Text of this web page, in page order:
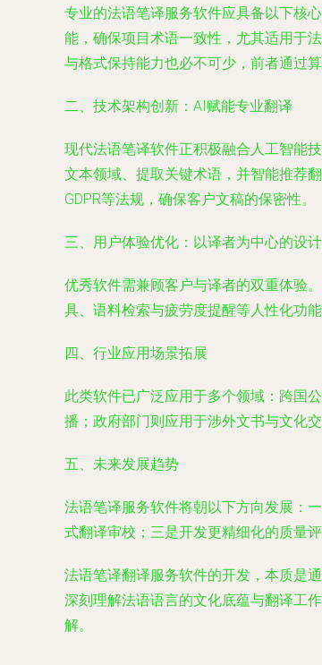
专业的法语笔译服务软件应具备以下核
能，确保项目术语一致性，尤其适用于
与格式保持能力也必不可少，前者通过
二、技术架构创新：AI赋能专业翻译
现代法语笔译软件正积极融合人工智能
文本领域、提取关键术语，并智能推荐
GDPR等法规，确保客户文稿的保密性。
三、用户体验优化：以译者为中心的设计
优秀软件需兼顾客户与译者的双重体验
具、语料检索与疲劳度提醒等人性化功
四、行业应用场景拓展
此类软件已广泛应用于多个领域：跨国
播；政府部门则应用于涉外文书与文化
五、未来发展趋势
法语笔译服务软件将朝以下方向发展：
式翻译审校；三是开发更精细化的质量
法语笔译翻译服务软件的开发，本质是
深刻理解法语语言的文化底蕴与翻译工
解。